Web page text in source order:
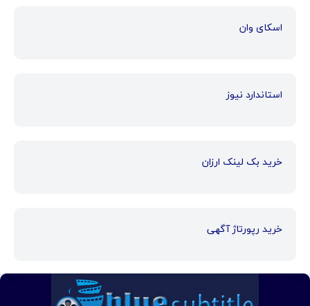
اسکای وان
استاندارد نیوز
خرید بک لینک ارزان
خرید رپورتاژ آگهی